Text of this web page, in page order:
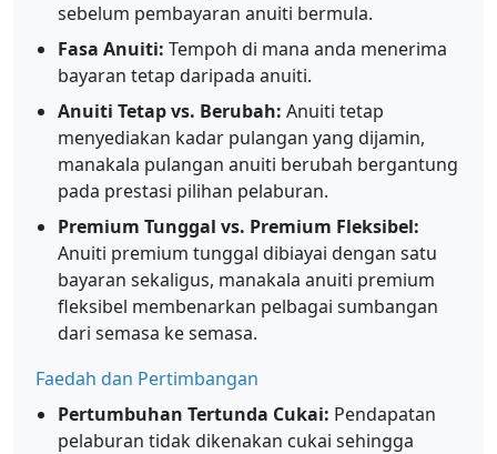
sebelum pembayaran anuiti bermula.
Fasa Anuiti: Tempoh di mana anda menerima
bayaran tetap daripada anuiti.
Anuiti Tetap vs. Berubah: Anuiti tetap
menyediakan kadar pulangan yang dijamin,
manakala pulangan anuiti berubah bergantung
pada prestasi pilihan pelaburan.
Premium Tunggal vs. Premium Fleksibel:
Anuiti premium tunggal dibiayai dengan satu
bayaran sekaligus, manakala anuiti premium
fleksibel membenarkan pelbagai sumbangan
dari semasa ke semasa.
Faedah dan Pertimbangan
Pertumbuhan Tertunda Cukai: Pendapatan
pelaburan tidak dikenakan cukai sehingga